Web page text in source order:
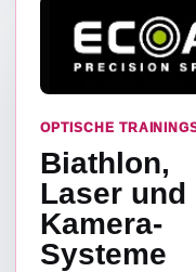
OPTISCHE
Biathlon,
Laser und
Kamera-
Systeme